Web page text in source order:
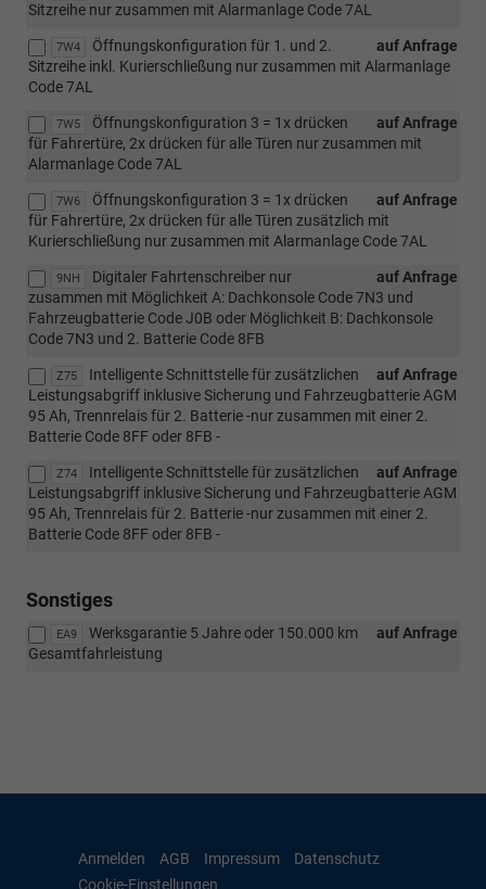
Sitzreihe nur zusammen mit Alarmanlage Code 7AL
7W4 auf Anfrage
Öffnungskonfiguration für 1. und 2.
Sitzreihe inkl. Kurierschließung nur zusammen mit Alarmanlage
Code 7AL
7W5 auf Anfrage
Öffnungskonfiguration 3 = 1x drücken
für Fahrertüre, 2x drücken für alle Türen nur zusammen mit
Alarmanlage Code 7AL
7W6 auf Anfrage
Öffnungskonfiguration 3 = 1x drücken
für Fahrertüre, 2x drücken für alle Türen zusätzlich mit
Kurierschließung nur zusammen mit Alarmanlage Code 7AL
9NH auf Anfrage
Digitaler Fahrtenschreiber nur
zusammen mit Möglichkeit A: Dachkonsole Code 7N3 und
Fahrzeugbatterie Code J0B oder Möglichkeit B: Dachkonsole
Code 7N3 und 2. Batterie Code 8FB
Z75 auf Anfrage
Intelligente Schnittstelle für zusätzlichen
Leistungsabgriff inklusive Sicherung und Fahrzeugbatterie AGM
95 Ah, Trennrelais für 2. Batterie -nur zusammen mit einer 2.
Batterie Code 8FF oder 8FB -
Z74 auf Anfrage
Intelligente Schnittstelle für zusätzlichen
Leistungsabgriff inklusive Sicherung und Fahrzeugbatterie AGM
95 Ah, Trennrelais für 2. Batterie -nur zusammen mit einer 2.
Batterie Code 8FF oder 8FB -
Sonstiges
EA9 auf Anfrage
Werksgarantie 5 Jahre oder 150.000 km
Gesamtfahrleistung
Anmelden AGB Impressum
Datenschutz
Cookie-Einstellungen